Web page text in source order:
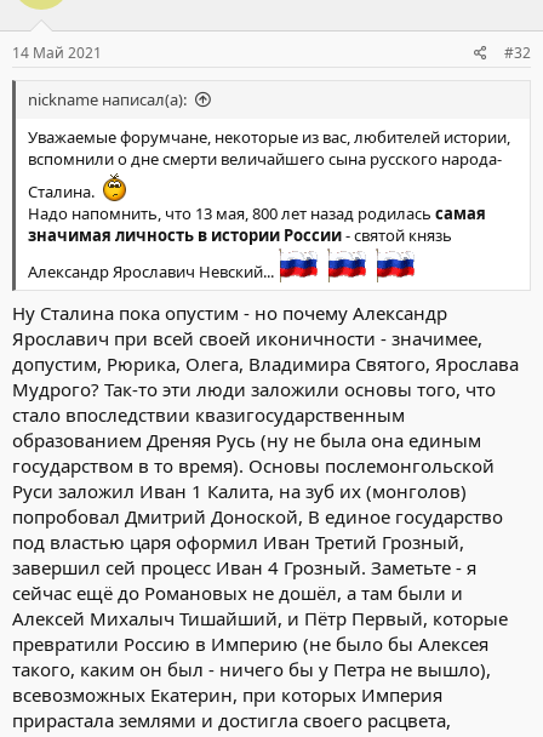
и
:
14 Май 2021 #32
nickname написал(а):
Уважаемые форумчане, некоторые из вас, любителей истории,
вспомнили о дне смерти величайшего сына русского народа-
Сталина.
Надо напомнить, что 13 мая, 800 лет назад родилась самая
значимая личность в истории России- святой князь
Александр Ярославич Невский...
Ну Сталина пока опустим - но почему Александр
Ярославич при всей своей иконичности - значимее,
допустим, Рюрика, Олега, Владимира Святого, Ярослава
Мудрого? Так-то эти люди заложили основы того, что
стало впоследствии квазигосударственным
образованием Дреняя Русь (ну не была она единым
государством в то время). Основы послемонгольской
Руси заложил Иван 1 Калита, на зуб их (монголов)
попробовал Дмитрий Доноской, В единое государство
под властью царя оформил Иван Третий Грозный,
завершил сей процесс Иван 4 Грозный. Заметьте - я
сейчас ещё до Романовых не дошёл, а там были и
Алексей Михалыч Тишайший, и Пётр Первый, которые
превратили Россию в Империю (не было бы Алексея
такого, каким он был - ничего бы у Петра не вышло),
всевозможных Екатерин, при которых Империя
прирастала землями и достигла своего расцвета,